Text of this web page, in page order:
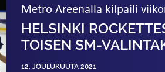
Metro Areenalla kilpaili
HELSINKI
TOISEN SM-
12. JOULUKUUTA 2021